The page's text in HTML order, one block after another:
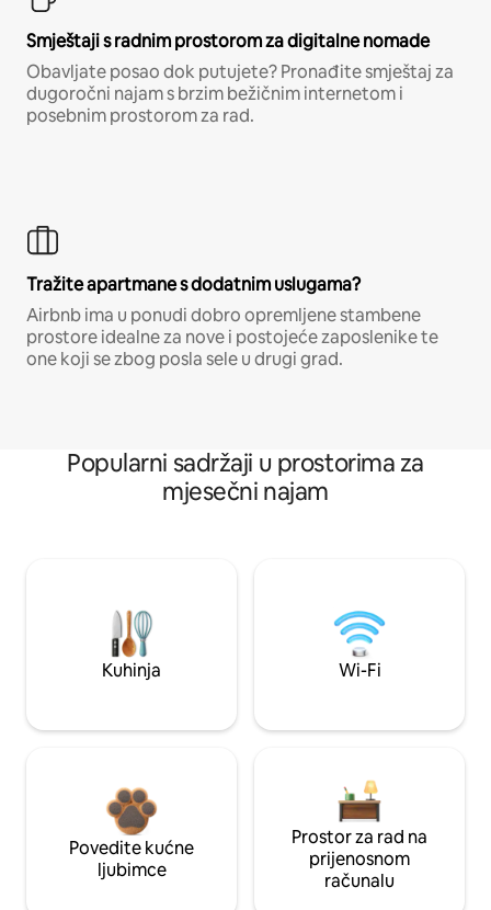
Smještaji s radnim prostorom za digitalne nomade
Obavljate posao dok putujete? Pronađite smještaj za
dugoročni najam s brzim bežičnim internetom i
posebnim prostorom za rad.
Tražite apartmane s dodatnim uslugama?
Airbnb ima u ponudi dobro opremljene stambene
prostore idealne za nove i postojeće zaposlenike te
one koji se zbog posla sele u drugi grad.
Popularni sadržaji u prostorima za
mjesečni najam
Kuhinja Wi-Fi
Povedite kućne
ljubimce
Prostor za rad na
prijenosnom
računalu